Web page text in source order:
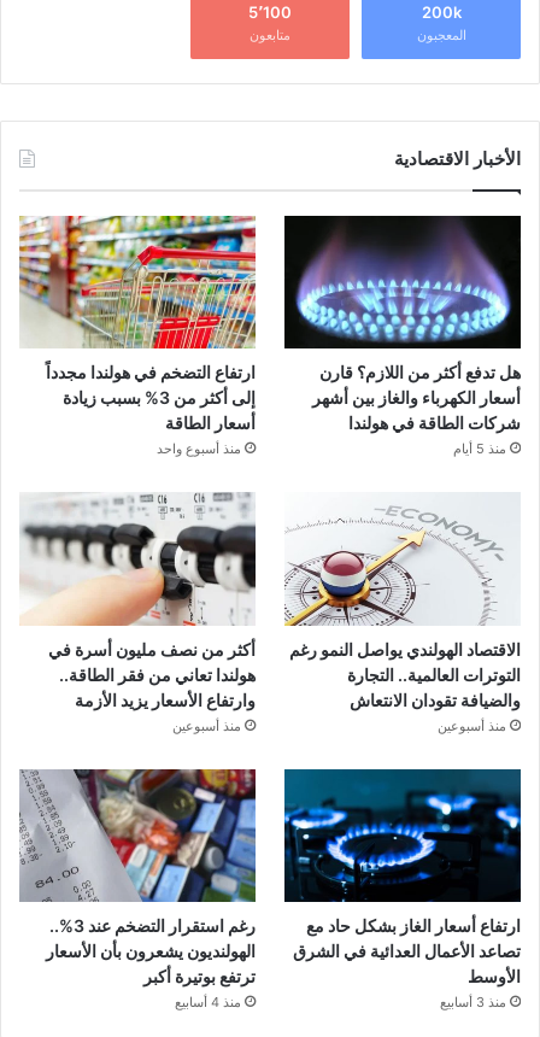
200k
المعجبون
5٬100
متابعون
الأخبار الاقتصادية
هل تدفع أكثر من اللازم؟ قارن
أسعار الكهرباء والغاز بين أشهر
شركات الطاقة في هولندا
منذ 5 أيام
ارتفاع التضخم في هولندا مجدداً
إلى أكثر من 3% بسبب زيادة
أسعار الطاقة
منذ أسبوع واحد
الاقتصاد الهولندي يواصل النمو رغم
التوترات العالمية.. التجارة
والضيافة تقودان الانتعاش
منذ أسبوعين
أكثر من نصف مليون أسرة في
هولندا تعاني من فقر الطاقة..
وارتفاع الأسعار يزيد الأزمة
منذ أسبوعين
ارتفاع أسعار الغاز بشكل حاد مع
تصاعد الأعمال العدائية في الشرق
الأوسط
منذ 3 أسابيع
رغم استقرار التضخم عند 3%..
الهولنديون يشعرون بأن الأسعار
ترتفع بوتيرة أكبر
منذ 4 أسابيع